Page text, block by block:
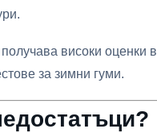
високи оценки в
за зимни гуми.